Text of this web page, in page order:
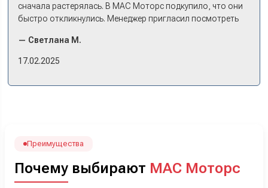
сначала растерялась. В МАС Моторс подкупило, что они
быстро откликнулись. Менеджер пригласил посмотреть
примериться. Нам тут недалеко, пришли в салон - и в тот
же день купили машину! Неожиданно, но довольны! Все
менеджеру Сергею, профессионал своего дела!
— Светлана М.
17.02.2025
Преимущества
Почему выбирают МАС Моторс